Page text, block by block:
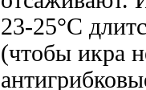
23-25°С
(чтобы икра